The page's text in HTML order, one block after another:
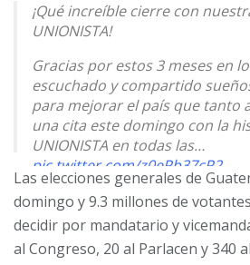
¡Qué increíble cierre con
UNIONISTA!
Gracias por estos 3 meses en
escuchado y compartido
para mejorar el país que tanto
una cita este domingo con la
UNIONISTA en todas las…
pic.twitter.com/z0ePb37cP2
— Zury Rios (@ZuryxGuate)
Las elecciones generales de
domingo y 9.3 millones de
decidir por mandatario y
al Congreso, 20 al Parlacen y 340